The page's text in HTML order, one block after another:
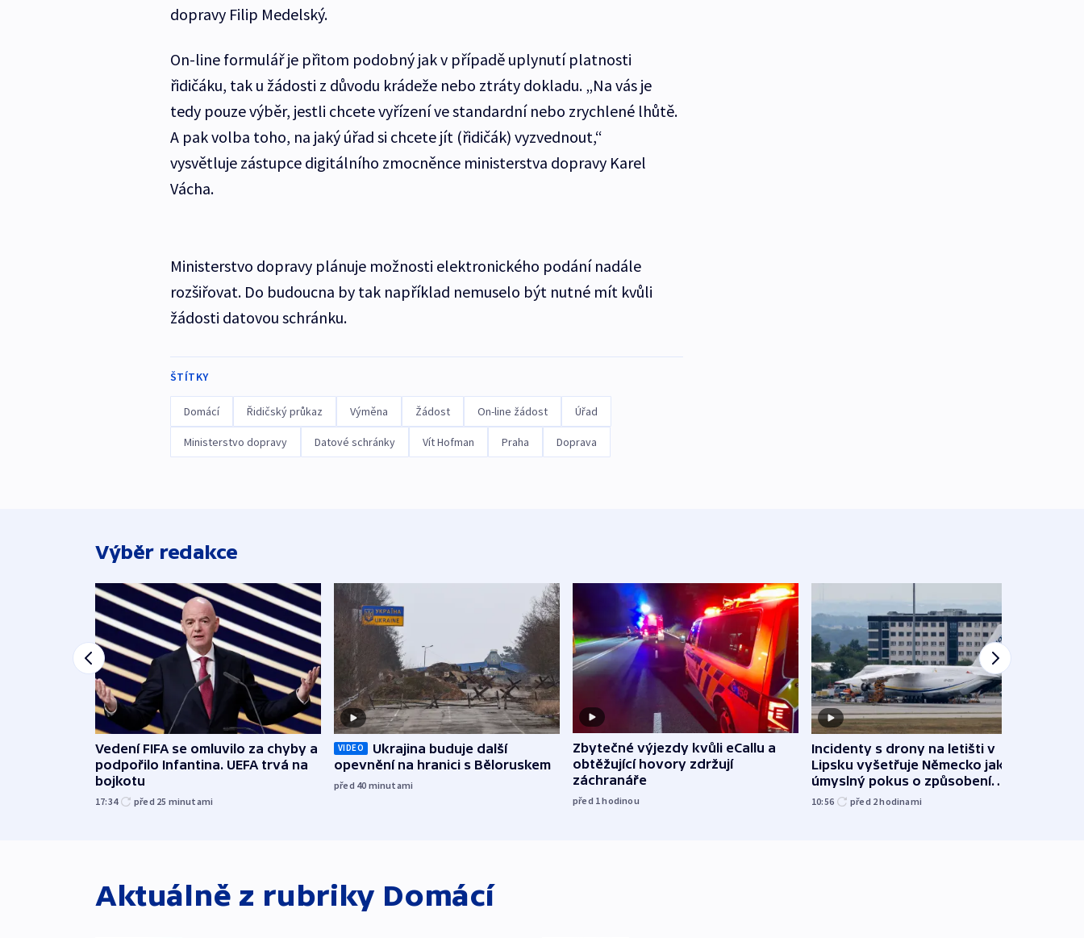
dopravy Filip Medelský.
On-line formulář je přitom podobný jak v případě uplynutí platnosti
řidičáku, tak u žádosti z důvodu krádeže nebo ztráty dokladu. „Na vás je
tedy pouze výběr, jestli chcete vyřízení ve standardní nebo zrychlené lhůtě.
A pak volba toho, na jaký úřad si chcete jít (řidičák) vyzvednout,“
vysvětluje zástupce digitálního zmocněnce ministerstva dopravy Karel
Vácha.
Ministerstvo dopravy plánuje možnosti elektronického podání nadále
rozšiřovat. Do budoucna by tak například nemuselo být nutné mít kvůli
žádosti datovou schránku.
ŠTÍTKY
Domácí Řidičský průkaz Výměna Žádost On-line žádost Úřad
Ministerstvo dopravy Datové schránky Vít Hofman Praha Doprava
Výběr redakce
Vedení FIFA se omluvilo za chyby a
podpořilo Infantina. UEFA trvá na
bojkotu
17:34 před 25 minutami
VIDEO
Ukrajina buduje další
opevnění na hranici s Běloruskem
před 40 minutami
Zbytečné výjezdy kvůli eCallu a
obtěžující hovory zdržují
záchranáře
před 1hodinou
Incidenty s drony na letišti v
Lipsku vyšetřuje Německo jako
úmyslný pokus o způsobení
exploze
10:56 před 2hodinami
Aktuálně z rubriky Domácí